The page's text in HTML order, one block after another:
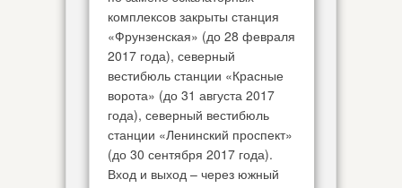
комплексов закрыты станция
«Фрунзенская» (до 28 февраля
2017 года), северный
вестибюль станции «Красные
ворота» (до 31 августа 2017
года), северный вестибюль
станции «Ленинский проспект»
(до 30 сентября 2017 года).
Вход и выход – через южный